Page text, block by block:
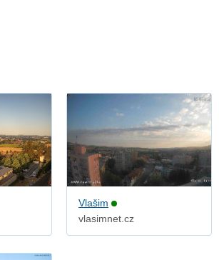
Vlašim
vlasimnet.cz